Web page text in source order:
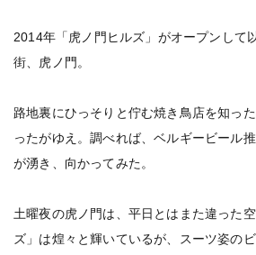
2014年「虎ノ門ヒルズ」がオープンして
街、虎ノ門。
路地裏にひっそりと佇む焼き鳥店を知っ
ったがゆえ。調べれば、ベルギービール
が湧き、向かってみた。
土曜夜の虎ノ門は、平日とはまた違った
ズ」は煌々と輝いているが、スーツ姿の